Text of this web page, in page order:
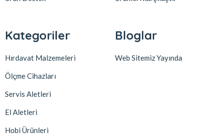
Kategoriler
Hırdavat Malzemeleri
Ölçme Cihazları
Servis Aletleri
El Aletleri
Hobi Ürünleri
Bloglar
Web Sitemiz Yayında